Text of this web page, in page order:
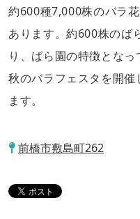
約600種7,000株のバラ
あります。約600株のば
り、ばら園の特徴とな
秋のバラフェスタを開
ます。
前橋市敷島町262